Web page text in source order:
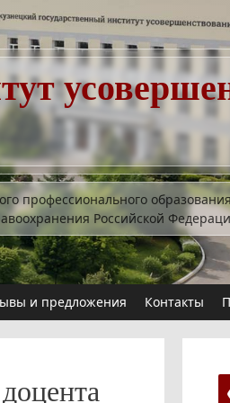
профессионального
Российской
и предложения Контакты